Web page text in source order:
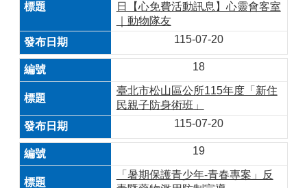
日【心免費活動訊息】心靈會客室
｜動物隊友
115-07-20
18
臺北市松山區公所115年度「新住
民親子防身術班」
115-07-20
19
「暑期保護青少年-青春專案」反